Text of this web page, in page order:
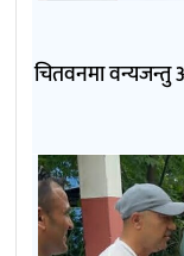
चितवनमा वन्यजन्तु